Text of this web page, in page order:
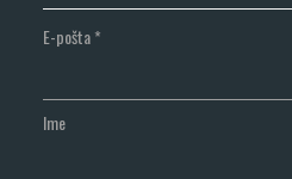
E-pošta*
Ime